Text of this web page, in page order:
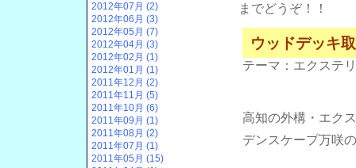
までどうぞ！！
ウッドデッキ
テーマ： エクステ
高知の外構・エク
デンスケープ万咲
2012年07月 (2)
2012年06月 (3)
2012年05月 (7)
2012年04月 (3)
2012年02月 (1)
2012年01月 (1)
2011年12月 (2)
2011年11月 (5)
2011年10月 (6)
2011年09月 (1)
2011年08月 (2)
2011年07月 (1)
2011年05月 (15)